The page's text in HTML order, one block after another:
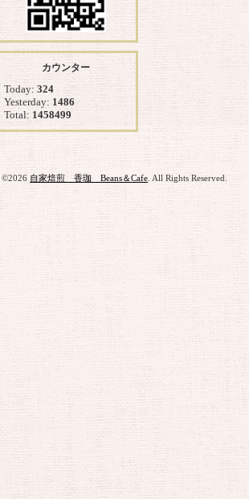
カウンター
Today: 324
Yesterday: 1486
Total: 1458499
©2026 自家焙煎 香珈 Beans＆Cafe . All Rights Reserved.